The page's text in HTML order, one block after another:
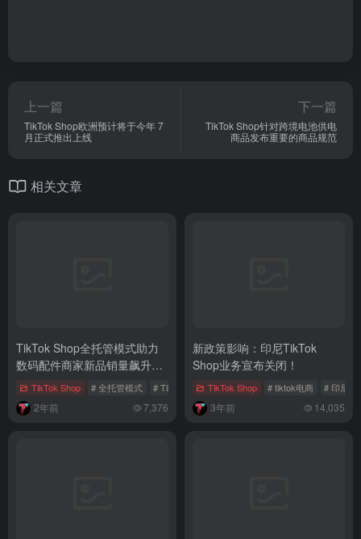
上一篇
TikTok Shop欧洲预计将于今年 7
月正式推出上线
下一篇
TikTok Shop针对跨境电池供电
商品发布重要的商品规范
相关文章
TikTok Shop全托管模式助力
数码配件商家新品销量飙升破
3万TikTok Shop # 全托管模式 # TikTok Shop全托管模式 # 电商服务模式
2年前 7,376
新政策影响：印尼TikTok
Shop业务宣布关闭！
TikTok Shop # tiktok电商 # 印尼新
3年前 14,035